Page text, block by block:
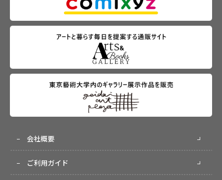
会社概要
ご利用ガイド